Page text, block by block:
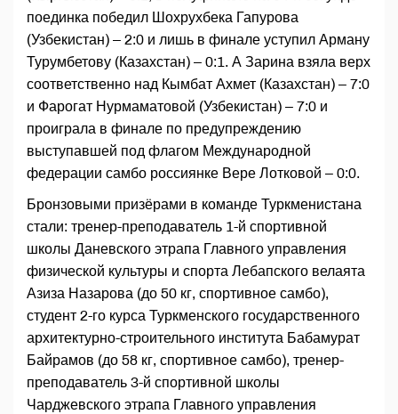
поединка победил Шохрухбека Гапурова
(Узбекистан) – 2:0 и лишь в финале уступил Арману
Турумбетову (Казахстан) – 0:1. А Зарина взяла верх
соответственно над Кымбат Ахмет (Казахстан) – 7:0
и Фарогат Нурмаматовой (Узбекистан) – 7:0 и
проиграла в финале по предупреждению
выступавшей под флагом Международной
федерации самбо россиянке Вере Лотковой – 0:0.
Бронзовыми призёрами в команде Туркменистана
стали: тренер-преподаватель 1-й спортивной
школы Даневского этрапа Главного управления
физической культуры и спорта Лебапского велаята
Азиза Назарова (до 50 кг, спортивное самбо),
студент 2-го курса Туркменского государственного
архитектурно-строительного института Бабамурат
Байрамов (до 58 кг, спортивное самбо), тренер-
преподаватель 3-й спортивной школы
Чарджевского этрапа Главного управления